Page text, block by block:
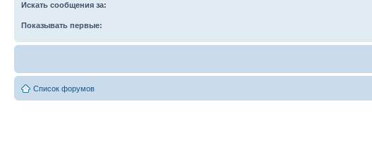
Искать сообщения за:
Показывать первые:
Список форумов